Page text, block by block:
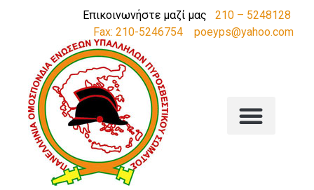
Επικοινωνήστε μαζί μας 210 – 5248128
Fax: 210-5246754
poeyps@yahoo.com